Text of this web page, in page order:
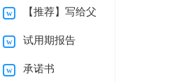
计划二年级三篇
【推荐】写给父
母的感谢信三篇
试用期报告
承诺书